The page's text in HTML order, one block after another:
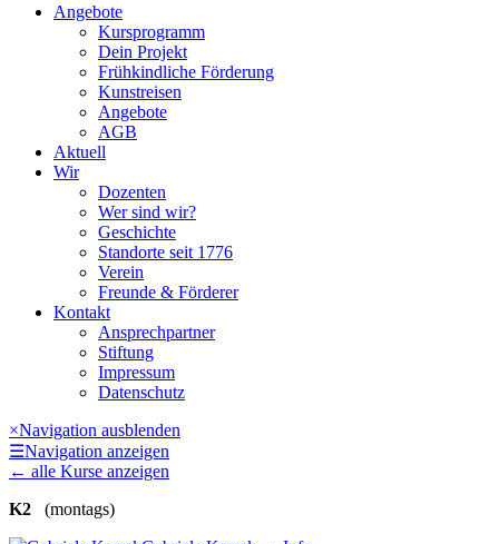
Angebote
Kursprogramm
Dein Projekt
Frühkindliche Förderung
Kunstreisen
Angebote
AGB
Aktuell
Wir
Dozenten
Wer sind wir?
Geschichte
Standorte seit 1776
Verein
Freunde & Förderer
Kontakt
Ansprechpartner
Stiftung
Impressum
Datenschutz
×Navigation ausblenden
☰Navigation anzeigen
← alle Kurse anzeigen
K2
(montags)